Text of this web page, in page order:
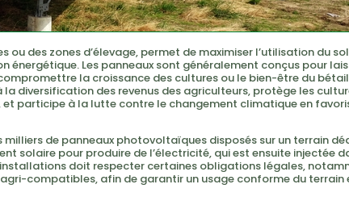
ou des zones d’élevage, permet de maximiser l’utilisation du
énergétique. Les panneaux sont généralement conçus pour
la croissance des cultures ou le bien-être du
diversification des revenus des agriculteurs, protège les
et participe à la lutte contre le changement climatique en
de panneaux photovoltaïques disposés sur un terrain
solaire pour produire de l’électricité, qui est ensuite injectée
doit respecter certaines obligations légales,
compatibles, afin de garantir un usage conforme du terrain